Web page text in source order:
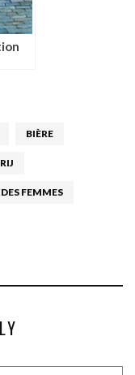
BIÈRE
FEMMES